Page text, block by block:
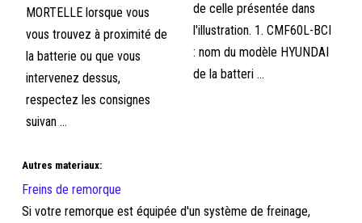
MORTELLE lorsque vous
vous trouvez à proximité de
la batterie ou que vous
intervenez dessus,
respectez les consignes
suivan ...
de celle présentée dans
l'illustration. 1. CMF60L-BCI
: nom du modèle HYUNDAI
de la batteri ...
Autres materiaux:
Freins de remorque
Si votre remorque est équipée d'un système de freinage,